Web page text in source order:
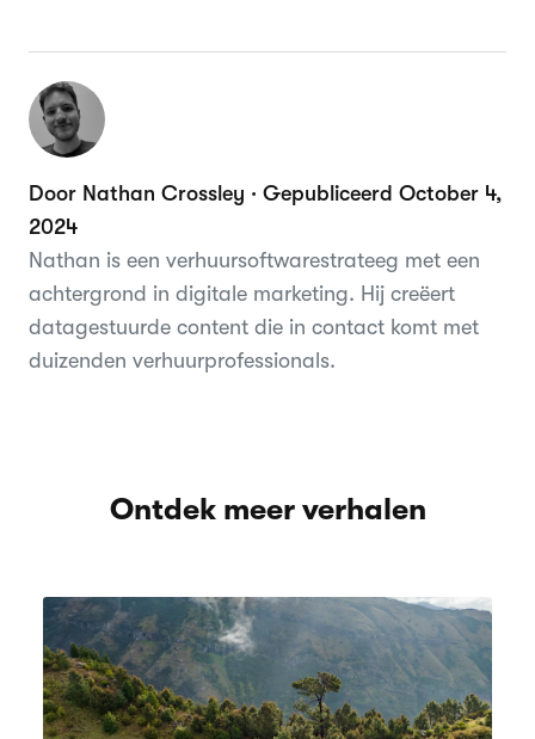
Door Nathan Crossley · Gepubliceerd October 4,
2024
Nathan is een verhuursoftwarestrateeg met een
achtergrond in digitale marketing. Hij creëert
datagestuurde content die in contact komt met
duizenden verhuurprofessionals.
Ontdek meer verhalen